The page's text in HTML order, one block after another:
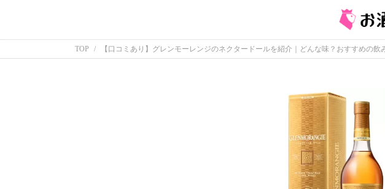
TOP 【口コミあり】グレンモーレンジのネクタードールを紹介｜どんな味？おすすめの飲